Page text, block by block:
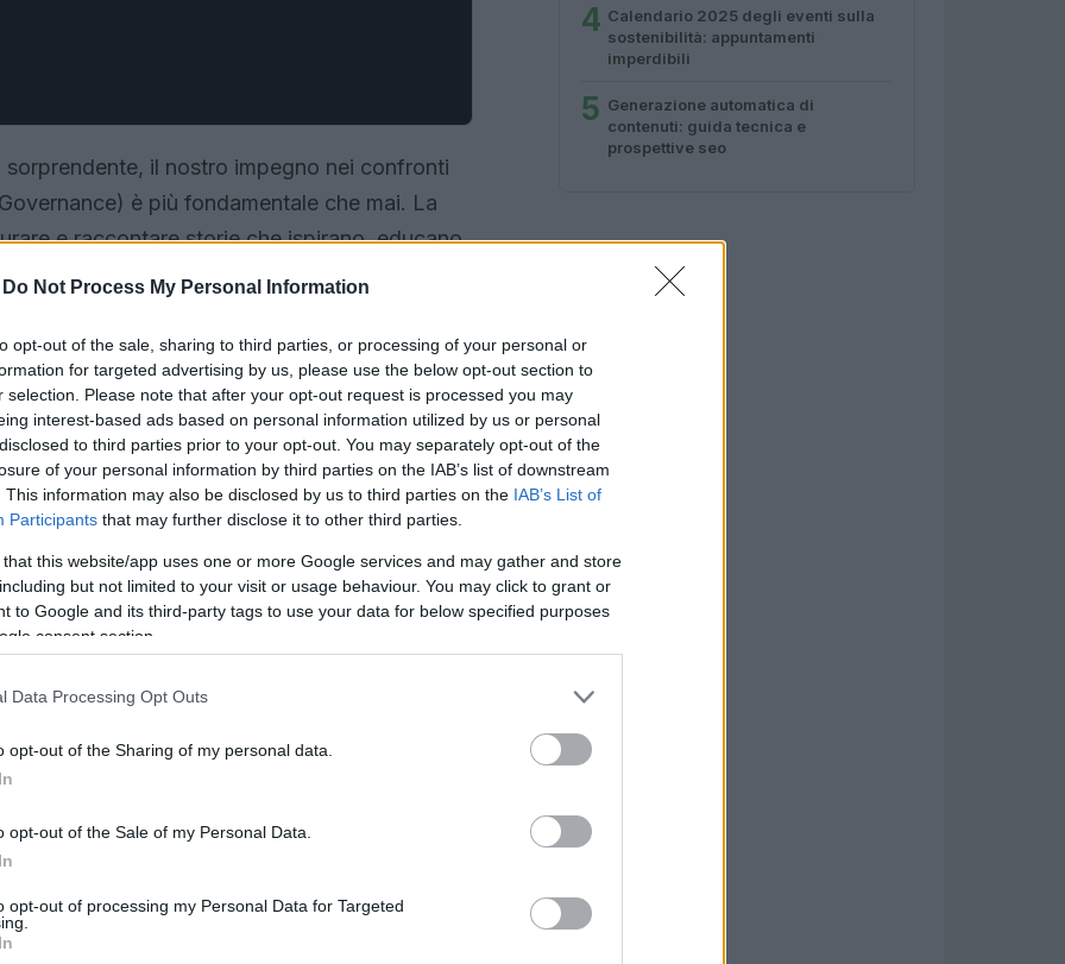
Do Not Process My Personal Information
opt-out of the sale, sharing to third parties, or processing of your personal or
for targeted advertising by us, please use the below opt-out section to
selection. Please note that after your opt-out request is processed you may
interest-based ads based on personal information utilized by us or personal
to third parties prior to your opt-out. You may separately opt-out of the
of your personal information by third parties on the IAB’s list of downstream
This information may also be disclosed by us to third parties on the IAB’s List of
Participants that may further disclose it to other third parties.
that this website/app uses one or more Google services and may gather and store
but not limited to your visit or usage behaviour. You may click to grant or
to Google and its third-party tags to use your data for below specified purposes
consent section.
Data Processing Opt Outs
opt-out of the Sharing of my personal data.
opt-out of the Sale of my Personal Data.
opt-out of processing my Personal Data for Targeted
il nostro impegno nei confronti
è più fondamentale che mai. La
e raccontare storie che ispirano, educano
del nostro pianeta e delle persone che lo
come stiamo trasformando il nostro
settore dei media, ma anche un esempio da
come stiamo facendo tutto questo?
nette zero
4 Calendario 2025 degli eventi sulla
sostenibilità: appuntamenti
imperdibili
5 Generazione automatica di
contenuti: guida tecnica e
prospettive seo